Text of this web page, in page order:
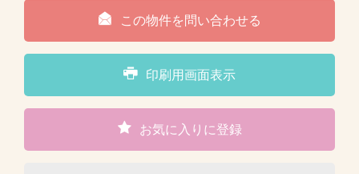
この物件を問い合わせる
印刷用画面表示
お気に入りに登録